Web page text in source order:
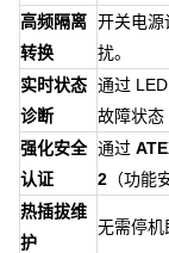
高频隔离
转换
开关电源
扰。
实时状态
诊断
通过
故障状态
强化安全
认证
通过
2 （功能
热插拔维
护
无需停机